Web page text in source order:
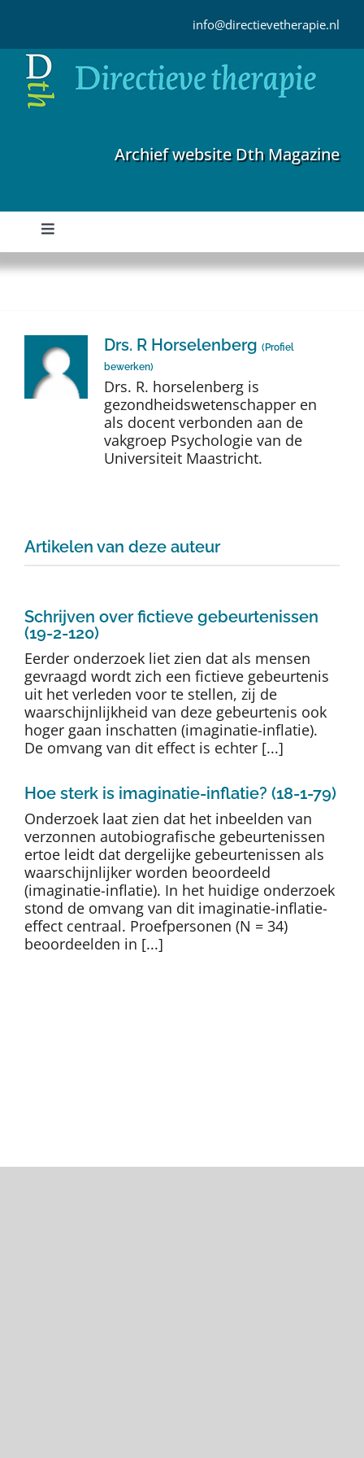
inhoud
info@directievetherapie.nl
Archief website Dth Magazine
Toggle
Navigation
Home
Auteurs
TDT Overzicht
Contact
Drs. R Horselenberg ( Profiel
bewerken)
Drs. R. horselenberg is
gezondheidswetenschapper en
als docent verbonden aan de
vakgroep Psychologie van de
Universiteit Maastricht.
Artikelen van deze auteur
Schrijven over fictieve gebeurtenissen
(19-2-120)
Eerder onderzoek liet zien dat als mensen
gevraagd wordt zich een fictieve gebeurtenis
uit het verleden voor te stellen, zij de
waarschijnlijkheid van deze gebeurtenis ook
hoger gaan inschatten (imaginatie-inflatie).
De omvang van dit effect is echter [...]
Hoe sterk is imaginatie-inflatie? (18-1-79)
Onderzoek laat zien dat het inbeelden van
verzonnen autobiografische gebeurtenissen
ertoe leidt dat dergelijke gebeurtenissen als
waarschijnlijker worden beoordeeld
(imaginatie-inflatie). In het huidige onderzoek
stond de omvang van dit imaginatie-inflatie-
effect centraal. Proefpersonen (N = 34)
beoordeelden in [...]